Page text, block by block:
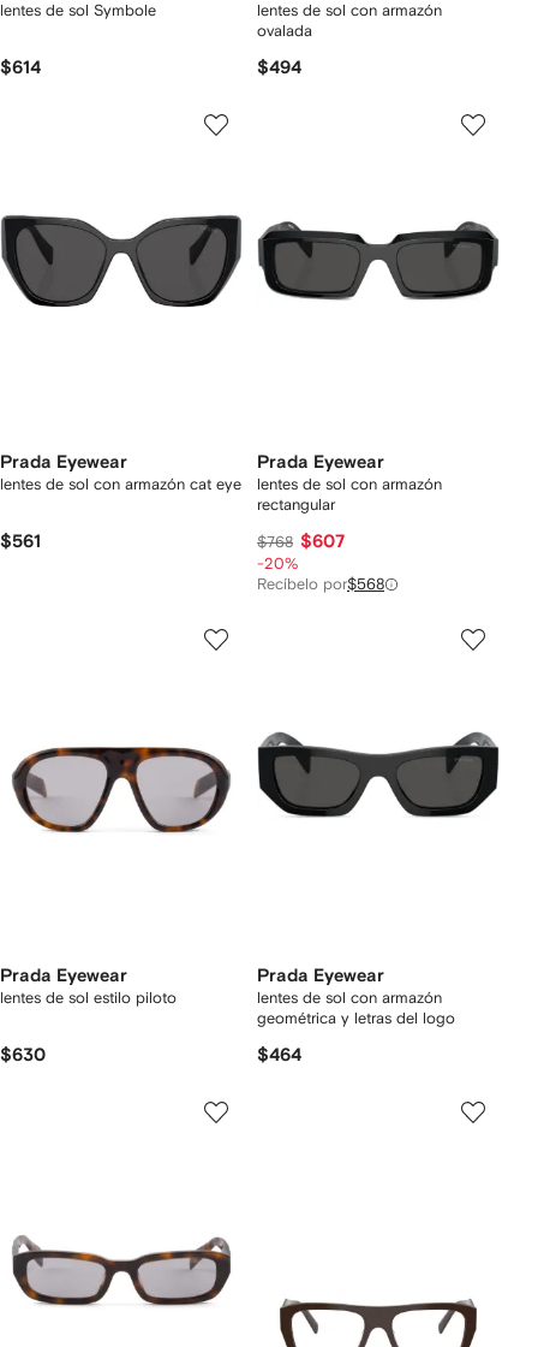
lentes de sol Symbole
$614
lentes de sol con armazón
ovalada
$494
Prada Eyewear
lentes de sol con armazón cat eye
$561
Prada Eyewear
lentes de sol con armazón
rectangular
$768 $607
-20%
Recíbelo por$568
Prada Eyewear
lentes de sol estilo piloto
$630
Prada Eyewear
lentes de sol con armazón
geométrica y letras del logo
$464